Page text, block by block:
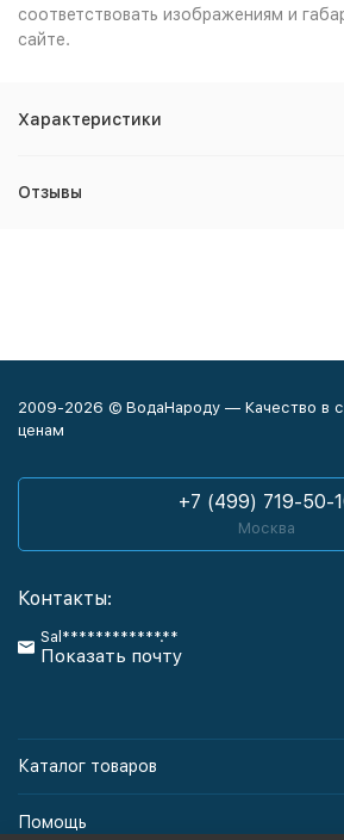
соответствовать изображениям и
сайте.
Характеристики
Отзывы
2009-2026 © ВодаНароду — Качество в
ценам
+7 (499) 719-50-
Москва
Контакты:
Sal************.**
Показать почту
Каталог товаров
Помощь